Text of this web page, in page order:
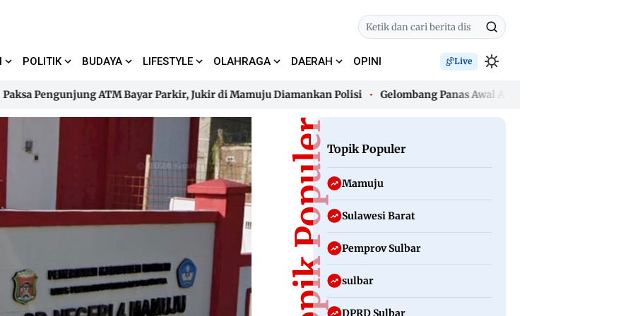
POLITIK BUDAYA LIFESTYLE OLAHRAGA DAERAH OPINI Live
ATM Bayar Parkir, Jukir di Mamuju Diamankan Polisi Gelombang Panas Awal Agustus, Polman Jadi Wilayah
Pengunjung ATM Bayar Parkir, Jukir di Mamuju Diamankan Polisi
Topik PopulerTopik Populer
Mamuju
Sulawesi Barat
Pemprov Sulbar
sulbar
DPRD Sulbar